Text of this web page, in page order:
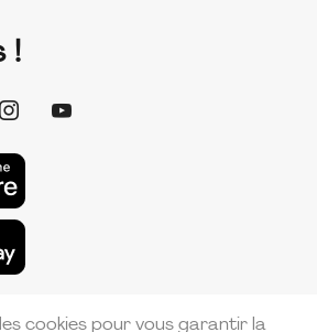
!
cookies pour vous garantir la